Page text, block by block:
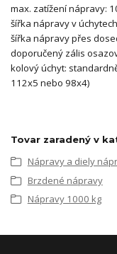
max. zatížení nápravy:
šířka nápravy v
šířka nápravy přes
doporučený zális
kolový úchyt:
112x5 nebo 98x4)
Tovar zaradený v
Nápravy a diely
Brzdené nápravy
Nápravy 1000 kg